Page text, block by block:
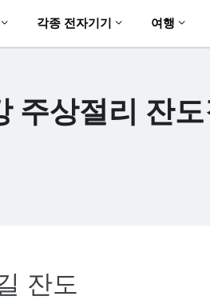
각종 전자기기 여행
주상절리 잔
잔도